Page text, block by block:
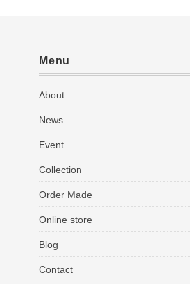
Menu
About
News
Event
Collection
Order Made
Online store
Blog
Contact